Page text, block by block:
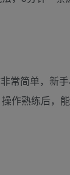
常简单，新
作熟练后，